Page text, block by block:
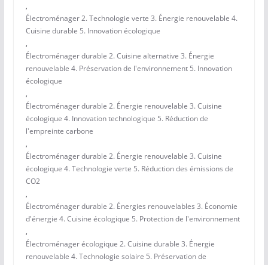
,
Électroménager 2. Technologie verte 3. Énergie renouvelable 4.
Cuisine durable 5. Innovation écologique
,
Électroménager durable 2. Cuisine alternative 3. Énergie
renouvelable 4. Préservation de l'environnement 5. Innovation
écologique
,
Électroménager durable 2. Énergie renouvelable 3. Cuisine
écologique 4. Innovation technologique 5. Réduction de
l'empreinte carbone
,
Électroménager durable 2. Énergie renouvelable 3. Cuisine
écologique 4. Technologie verte 5. Réduction des émissions de
CO2
,
Électroménager durable 2. Énergies renouvelables 3. Économie
d'énergie 4. Cuisine écologique 5. Protection de l'environnement
,
Électroménager écologique 2. Cuisine durable 3. Énergie
renouvelable 4. Technologie solaire 5. Préservation de